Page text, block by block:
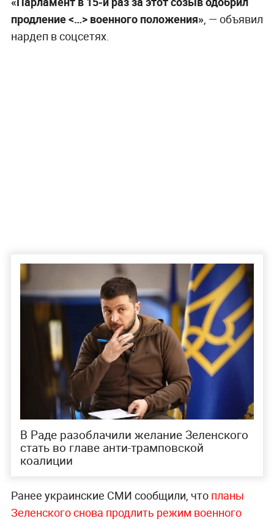
продление <…> военного положения», — объявил
нардеп в соцсетях.
В Раде разоблачили желание Зеленского
стать во главе анти-трамповской
коалиции
Ранее украинские СМИ сообщили, что планы
Зеленского снова продлить режим военного